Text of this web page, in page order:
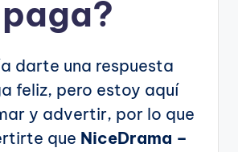
paga?
darte una respuesta
feliz, pero estoy aquí
y advertir, por lo que
que NiceDrama –